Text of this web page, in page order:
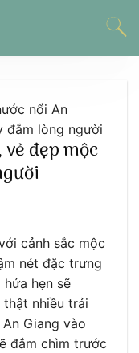
nổi An
đắm lòng người
đẹp mộc
cảnh sắc mộc
nét đặc trưng
hẹn sẽ
nhiều trải
Giang vào
đắm chìm trước